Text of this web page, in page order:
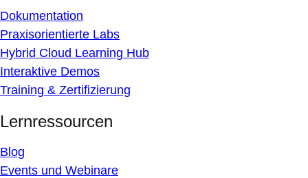
Dokumentation
Praxisorientierte Labs
Hybrid Cloud Learning Hub
Interaktive Demos
Training & Zertifizierung
Lernressourcen
Blog
Events und Webinare